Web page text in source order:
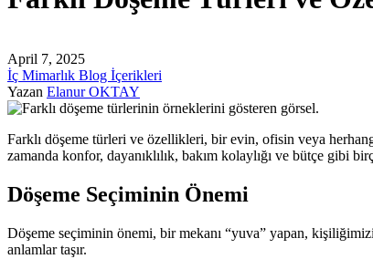
April 7, 2025
İç Mimarlık Blog İçerikleri
Yazan Elanur OKTAY
Farklı döşeme türleri ve özellikleri, bir evin, ofisin veya
zamanda konfor, dayanıklılık, bakım kolaylığı ve bütçe gibi
Döşeme Seçiminin Önemi
Döşeme seçiminin önemi, bir mekanı “yuva” yapan, kişiliğimizi
anlamlar taşır.